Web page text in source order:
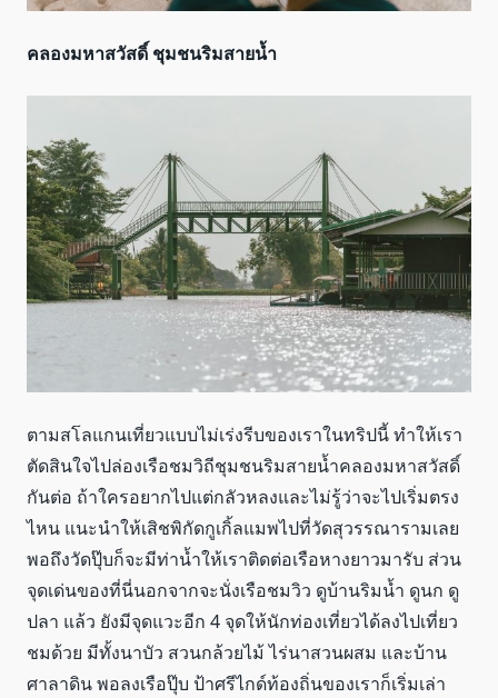
คลองมหาสวัสดิ์ ชุมชนริมสายน้ำ
ตามสโลแกนเที่ยวแบบไม่เร่งรีบของเราในทริปนี้ ทำให้เรา
ตัดสินใจไปล่องเรือชมวิถีชุมชนริมสายน้ำคลองมหาสวัสดิ์
กันต่อ ถ้าใครอยากไปแต่กลัวหลงและไม่รู้ว่าจะไปเริ่มตรง
ไหน แนะนำให้เสิชพิกัดกูเกิ้ลแมพไปที่วัดสุวรรณารามเลย
พอถึงวัดปุ๊บก็จะมีท่าน้ำให้เราติดต่อเรือหางยาวมารับ ส่วน
จุดเด่นของที่นี่นอกจากจะนั่งเรือชมวิว ดูบ้านริมน้ำ ดูนก ดู
ปลา แล้ว ยังมีจุดแวะอีก 4 จุดให้นักท่องเที่ยวได้ลงไปเที่ยว
ชมด้วย มีทั้งนาบัว สวนกล้วยไม้ ไร่นาสวนผสม และบ้าน
ศาลาดิน พอลงเรือปุ๊บ ป้าศรีไกด์ท้องถิ่นของเราก็เริ่มเล่า